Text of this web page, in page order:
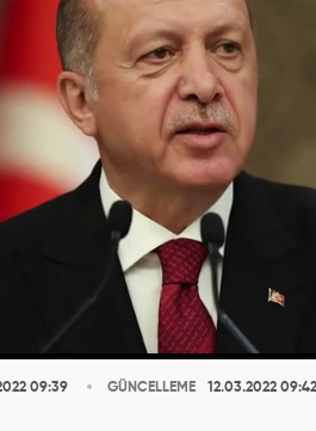
09:39 GÜNCELLEME 12.03.2022 09:42